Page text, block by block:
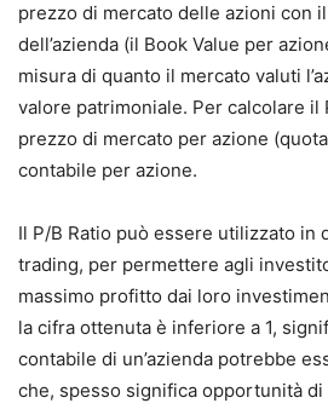
prezzo di mercato delle azioni con
dell’azienda (il Book Value per
misura di quanto il mercato valuti
valore patrimoniale. Per calcolare il
prezzo di mercato per azione
contabile per azione.
Il P/B Ratio può essere utilizzato in
trading, per permettere agli
massimo profitto dai loro
la cifra ottenuta è inferiore a 1,
contabile di un’azienda potrebbe
che, spesso significa opportunità di